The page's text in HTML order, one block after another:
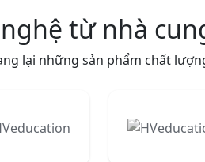
từ nhà
lại những sản phẩm chất